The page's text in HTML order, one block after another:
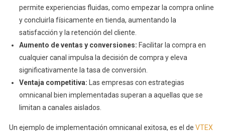
permite experiencias fluidas, como empezar la compra online
y concluirla físicamente en tienda, aumentando la
satisfacción y la retención del cliente.
Aumento de ventas y conversiones: Facilitar la compra en
cualquier canal impulsa la decisión de compra y eleva
significativamente la tasa de conversión.
Ventaja competitiva: Las empresas con estrategias
omnicanal bien implementadas superan a aquellas que se
limitan a canales aislados.
Un ejemplo de implementación omnicanal exitosa, es el de VTEX